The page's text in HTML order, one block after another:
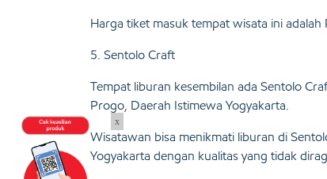
Harga tiket masuk tempat wisata ini
5. Sentolo Craft
Tempat liburan kesembilan ada Sentolo
Progo, Daerah Istimewa Yogyakarta.
Wisatawan bisa menikmati liburan di
Yogyakarta dengan kualitas yang tidak
x